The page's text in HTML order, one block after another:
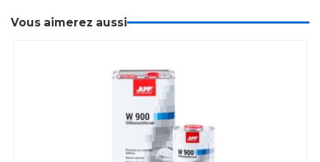
Vous aimerez aussi